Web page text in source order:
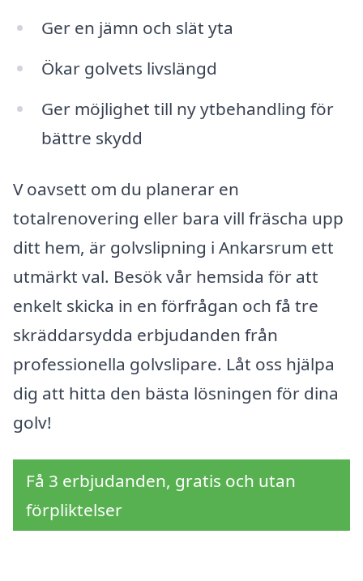
Ger en jämn och slät yta
Ökar golvets livslängd
Ger möjlighet till ny ytbehandling för
bättre skydd
V oavsett om du planerar en
totalrenovering eller bara vill fräscha upp
ditt hem, är golvslipning i Ankarsrum ett
utmärkt val. Besök vår hemsida för att
enkelt skicka in en förfrågan och få tre
skräddarsydda erbjudanden från
professionella golvslipare. Låt oss hjälpa
dig att hitta den bästa lösningen för dina
golv!
Få 3 erbjudanden, gratis och utan
förpliktelser